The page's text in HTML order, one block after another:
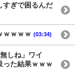
すぎで困るんだ
ｗｗｗｗ (03:34)
しね」ワイ
た結果ｗｗｗ